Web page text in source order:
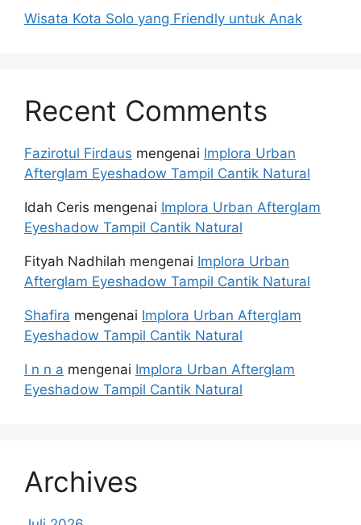
Wisata Kota Solo yang Friendly untuk Anak
Recent Comments
Fazirotul Firdaus mengenai Implora Urban
Afterglam Eyeshadow Tampil Cantik Natural
Idah Ceris mengenai Implora Urban Afterglam
Eyeshadow Tampil Cantik Natural
Fityah Nadhilah mengenai Implora Urban
Afterglam Eyeshadow Tampil Cantik Natural
Shafira mengenai Implora Urban Afterglam
Eyeshadow Tampil Cantik Natural
I n n a mengenai Implora Urban Afterglam
Eyeshadow Tampil Cantik Natural
Archives